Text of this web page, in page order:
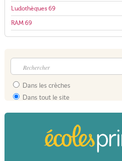
Ludothèques 69
RAM 69
Dans les crèches
Dans tout le site